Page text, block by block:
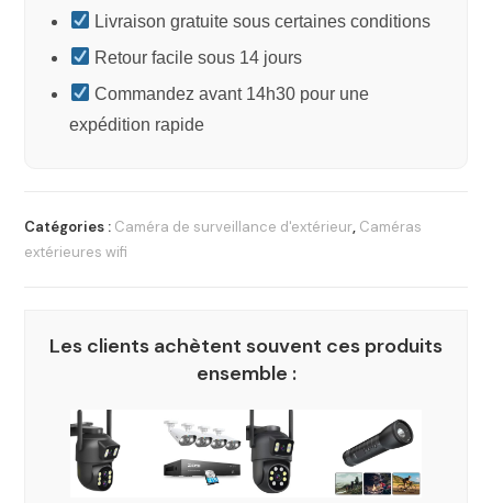
Livraison gratuite sous certaines conditions
Retour facile sous 14 jours
Commandez avant 14h30 pour une
expédition rapide
Catégories : Caméra de surveillance d'extérieur, Caméras
extérieures wifi
Les clients achètent souvent ces produits
ensemble :